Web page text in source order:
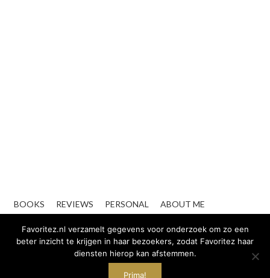
BOOKS REVIEWS PERSONAL
ABOUT ME
CONTACT
ZAKELIJK
Favoritez.nl verzamelt gegevens voor onderzoek om zo een
beter inzicht te krijgen in haar bezoekers, zodat Favoritez haar
diensten hierop kan afstemmen.
Prima!